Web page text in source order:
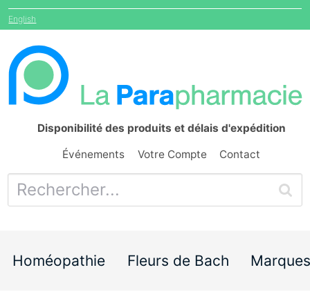
English
Disponibilité des produits et délais d'expédition
Événements Votre Compte Contact
Homéopathie Fleurs de Bach Marques